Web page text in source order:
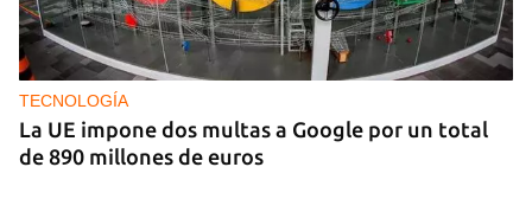
TECNOLOGÍA
La UE impone dos multas a Google por un total
de 890 millones de euros